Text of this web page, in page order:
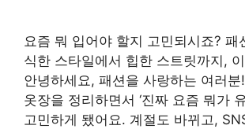
요즘 뭐 입어야 할지 고민되시죠? 패
식한 스타일에서 힙한 스트릿까지,
안녕하세요, 패션을 사랑하는 여러분
옷장을 정리하면서 ‘진짜 요즘 뭐가
고민하게 됐어요. 계절도 바뀌고,